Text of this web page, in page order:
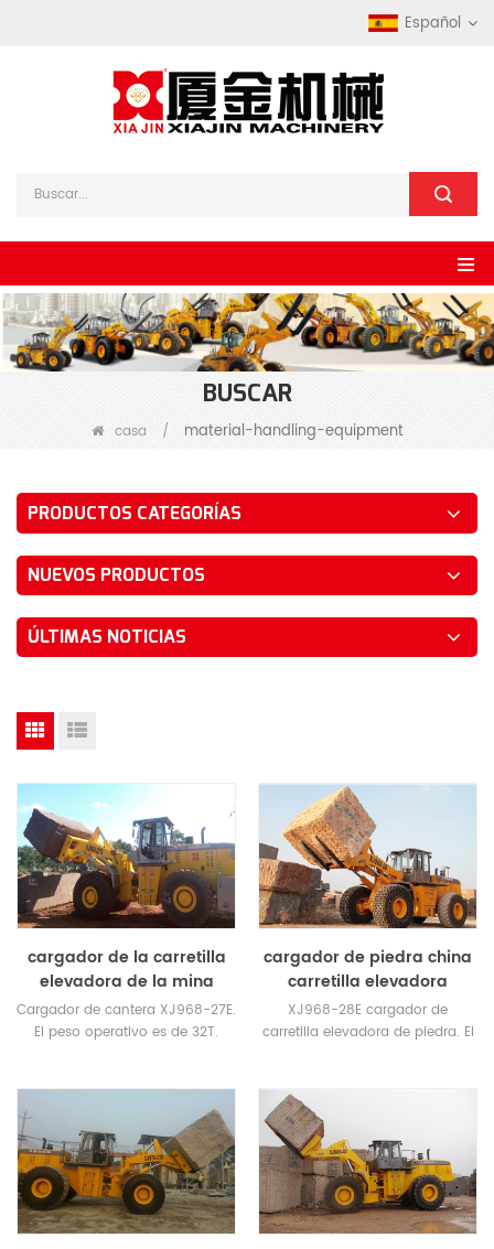
Español
BUSCAR
casa / material-handling-equipment
PRODUCTOS CATEGORÍAS
NUEVOS PRODUCTOS
ÚLTIMAS NOTICIAS
cargador de la carretilla
elevadora de la mina
Cargador de cantera XJ968-27E.
El peso operativo es de 32T.
cargador de piedra china
carretilla elevadora
XJ968-28E cargador de
carretilla elevadora de piedra. El
elevación máx .: 28T / 3530mm